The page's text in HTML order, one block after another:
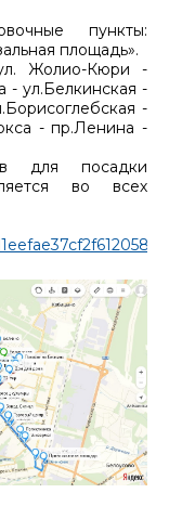
пункты:
площадь».
Жолио-Кюри -
- ул.Белкинская -
-
- пр.Ленина -
для посадки
во всех